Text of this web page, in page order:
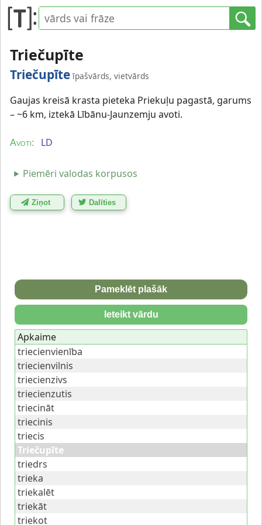
Triečupīte
Triečupīte īpašvārds, vietvārds
Gaujas kreisā krasta pieteka Priekuļu pagastā, garums
– ~6 km, iztekā Lībānu-Jaunzemju avoti.
Avoti: LD
Piemēri valodas korpusos
Ziņot Dalīties
Pameklēt plašāk
Ieteikt vārdu
Apkaime
triecienvienība
triecienvilnis
triecienzivs
triecienzutis
triecināt
triecinis
triecis
Triečupīte
triedrs
trieka
triekalēt
triekāt
triekot